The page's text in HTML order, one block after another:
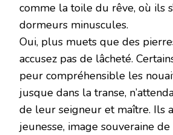
comme la toile du rêve, où ils
dormeurs minuscules.
Oui, plus muets que des
accusez pas de lâcheté.
peur compréhensible les
jusque dans la transe,
de leur seigneur et maître. Ils
jeunesse, image souveraine